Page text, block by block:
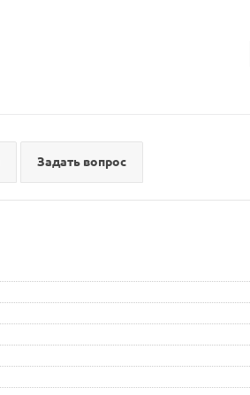
Задать вопрос